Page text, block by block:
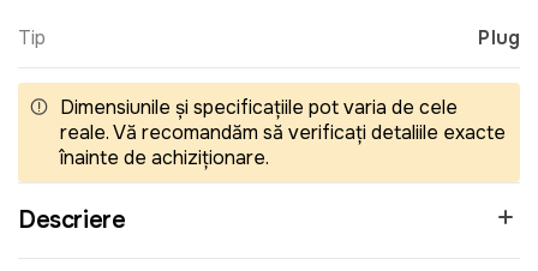
Tip Plug
Dimensiunile și specificațiile pot varia de cele
reale. Vă recomandăm să verificați detaliile exacte
înainte de achiziționare.
Descriere